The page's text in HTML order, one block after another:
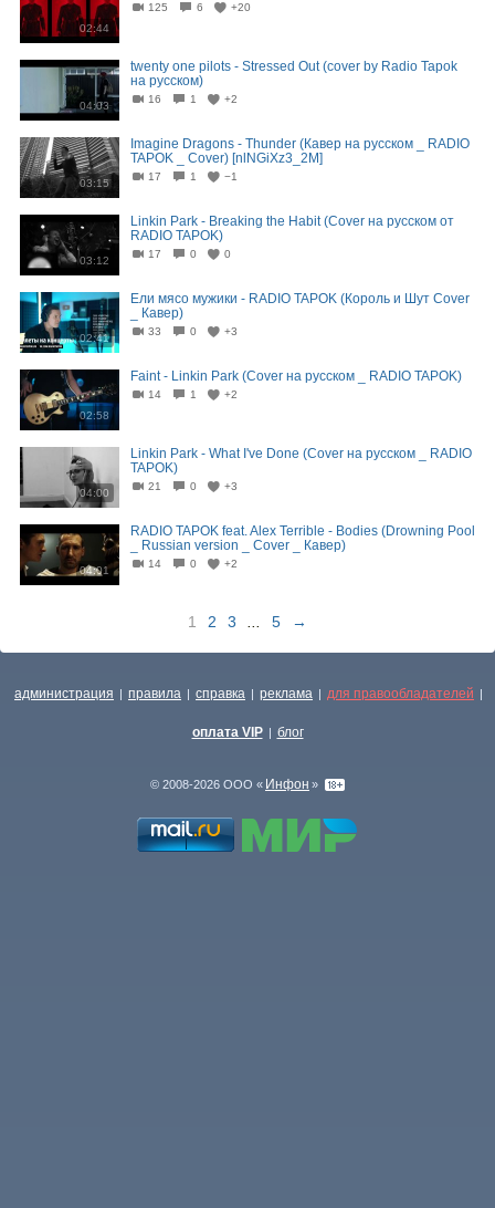
02:44
125 6 +20
04:03
twenty one pilots - Stressed Out (cover by Radio Tapok
на русском)
16 1 +2
03:15
Imagine Dragons - Thunder (Кавер на русском _ RADIO
TAPOK _ Cover) [nlNGiXz3_2M]
17 1 −1
03:12
Linkin Park - Breaking the Habit (Cover на русском от
RADIO TAPOK)
17 0 0
02:41
Ели мясо мужики - RADIO TAPOK (Король и Шут Cover
_ Кавер)
33 0 +3
02:58
Faint - Linkin Park (Cover на русском _ RADIO TAPOK)
14 1 +2
04:00
Linkin Park - What I've Done (Cover на русском _ RADIO
TAPOK)
21 0 +3
04:01
RADIO TAPOK feat. Alex Terrible - Bodies (Drowning Pool
_ Russian version _ Cover _ Кавер)
14 0 +2
1 2 3 5 →
администрация | правила | справка | реклама | для правообладателей |
оплата VIP | блог
© 2008-2026 ООО « Инфон »